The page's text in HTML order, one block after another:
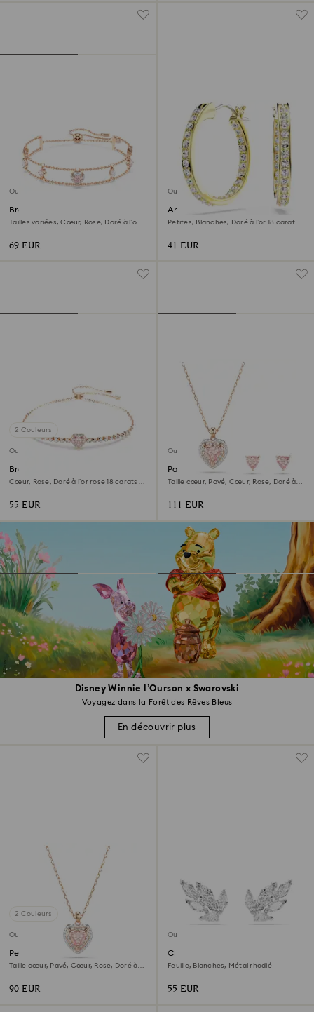
Disney Winnie l’Ourson x Swarovski
Voyagez dans la Forêt des Rêves Bleus
En découvrir plus
Outlet
Bracelet One
Tailles variées, Cœur, Rose, Doré à l’or
69 EUR
Outlet
Anneaux d'oreilles Sommerset
Petites, Blanches, Doré à l’or 18 carats
41 EUR
2 Couleurs
Outlet
Bracelet One
Cœur, Rose, Doré à l’or rose 18 carats
55 EUR
Outlet
Parure One
Taille cœur, Pavé, Cœur, Rose, Doré à
111 EUR
2 Couleurs
Outlet
Pendentif One
Taille cœur, Pavé, Cœur, Rose, Doré à
90 EUR
Outlet
Clous d'oreilles Louison
Feuille, Blanches, Métal rhodié
55 EUR